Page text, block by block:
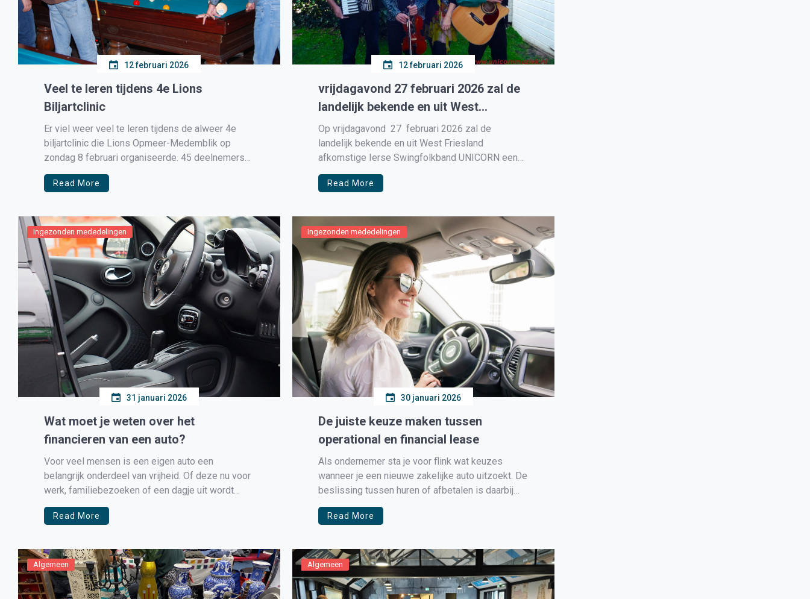
12 februari 2026
Veel te leren tijdens 4e Lions
Biljartclinic
Er viel weer veel te leren tijdens de alweer 4e
biljartclinic die Lions Opmeer-Medemblik op
zondag 8 februari organiseerde. 45 deelnemers
gingen onder leiding van 7 ervaren leermeesters
aan de slag. Op elke tafel werd een ander aspect
elke deelnemer de uitgelegde stoot […]
Read More
12 februari 2026
vrijdagavond 27 februari 2026 zal de
landelijk bekende en uit West
Friesland afkomstige Ierse
Swingfolkband UNICORN een
prachtige Ierse avond / concert
muzikaal verzorgen in Cultureel
Centrum De Schoof te Wervershoof
Op vrijdagavond 27 februari 2026 zal de
landelijk bekende en uit West Friesland
afkomstige Ierse Swingfolkband UNICORN een
prachtige Ierse avond / concert muzikaal
verzorgen in Cultureel Centrum De Schoof te
20.30 uur Keltische folk en swing, met Klezmer
en Bluegrass uitstapjes. […]
Read More
Ingezonden mededelingen
31 januari 2026
Wat moet je weten over het
financieren van een auto?
Voor veel mensen is een eigen auto een
belangrijk onderdeel van vrijheid. Of deze nu voor
werk, familiebezoeken of een dagje uit wordt
gebruikt, een auto biedt flexibiliteit. De aankoop
is echter een flinke investering die niet iedereen
verschillende manieren om […]
Read More
Ingezonden mededelingen
30 januari 2026
De juiste keuze maken tussen
operational en financial lease
Als ondernemer sta je voor flink wat keuzes
wanneer je een nieuwe zakelijke auto uitzoekt. De
beslissing tussen huren of afbetalen is daarbij
vaak een lastige knoop om door te hakken. Beide
leasevormen hebben namelijk grote gevolgen
bestuurder. Gelukkig biedt een handig […]
Read More
Algemeen Algemeen